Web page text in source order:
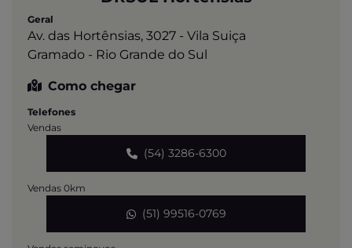
Geral
Av. das Hortênsias, 3027 - Vila Suiça
Gramado - Rio Grande do Sul
Como chegar
Telefones
Vendas
(54) 3286-6300
Vendas 0km
(51) 99516-0769